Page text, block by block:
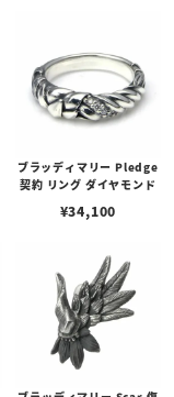
ブラッディマリー Pledge
契約 リング ダイヤモンド
¥34,100